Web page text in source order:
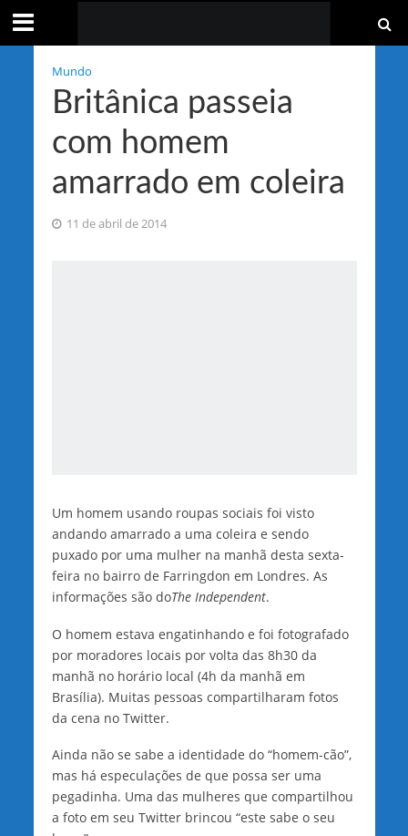
Mundo
Britânica passeia
com homem
amarrado em coleira
11 de abril de 2014
Um homem usando roupas sociais foi visto
andando amarrado a uma coleira e sendo
puxado por uma mulher na manhã desta sexta-
feira no bairro de Farringdon em Londres. As
informações são doThe Independent.
O homem estava engatinhando e foi fotografado
por moradores locais por volta das 8h30 da
manhã no horário local (4h da manhã em
Brasília). Muitas pessoas compartilharam fotos
da cena no Twitter.
Ainda não se sabe a identidade do “homem-cão”,
mas há especulações de que possa ser uma
pegadinha. Uma das mulheres que compartilhou
a foto em seu Twitter brincou “este sabe o seu